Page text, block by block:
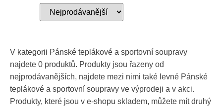
V kategorii Pánské teplákové a sportovní soupravy
najdete 0 produktů. Produkty jsou řazeny od
nejprodávanějších, najdete mezi nimi také levné Pánské
teplákové a sportovní soupravy ve výprodeji a v akci.
Produkty, které jsou v e-shopu skladem, můžete mít druhý